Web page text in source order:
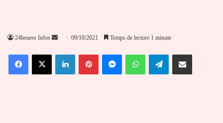
24heures Infos
Envoyer
courriel
09/10/2021 Temps de lecture 1 minute
FacebookX LinkedinPinterestMessengerWhatsAppTelegramPartager par email